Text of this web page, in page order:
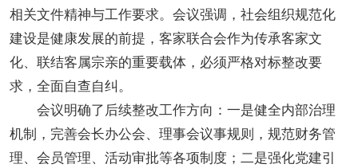
相关文件精神与工作要求。会议强调，社会组织规范化
建设是健康发展的前提，客家联合会作为传承客家文
化、联结客属宗亲的重要载体，必须严格对标整改要
求，全面自查自纠。
会议明确了后续整改工作方向：一是健全内部治理
机制，完善会长办公会、理事会议事规则，规范财务管
理、会员管理、活动审批等各项制度；二是强化党建引